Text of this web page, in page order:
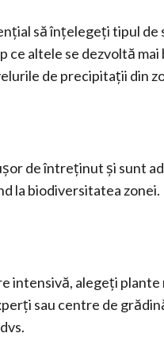
să înțelegeți tipul de
altele se dezvoltă
de precipitații din
de întreținut și sunt
la biodiversitatea zonei.
intensivă, alegeți
sau centre de